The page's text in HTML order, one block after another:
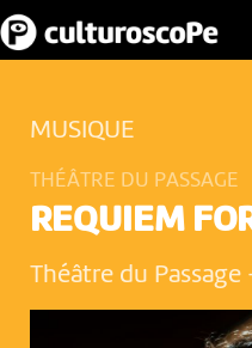
MUSIQUE
THÉÂTRE DU PASSAGE
REQUIEM
Théâtre du Passage